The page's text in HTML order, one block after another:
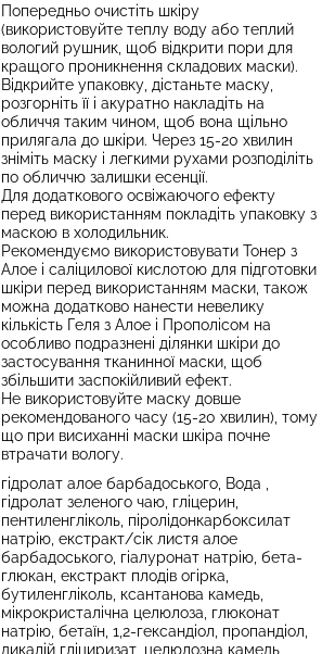
Попередньо очистіть шкіру
(використовуйте теплу воду або теплий
вологий рушник, щоб відкрити пори для
кращого проникнення складових маски).
Відкрийте упаковку, дістаньте маску,
розгорніть її і акуратно накладіть на
обличчя таким чином, щоб вона щільно
прилягала до шкіри. Через 15-20 хвилин
зніміть маску і легкими рухами розподіліть
по обличчю залишки есенції.
Для додаткового освіжаючого ефекту
перед використанням покладіть упаковку з
маскою в холодильник.
Рекомендуємо використовувати Тонер з
Алое і саліцилової кислотою для підготовки
шкіри перед використанням маски, також
можна додатково нанести невелику
кількість Геля з Алое і Прополісом на
особливо подразнені ділянки шкіри до
застосування тканинної маски, щоб
збільшити заспокійливий ефект.
Не використовуйте маску довше
рекомендованого часу (15-20 хвилин), тому
що при висиханні маски шкіра почне
втрачати вологу.
гідролат алое барбадоського, Вода ,
гідролат зеленого чаю, гліцерин,
пентиленгліколь, піролідонкарбоксилат
натрію, екстракт/сік листя алое
барбадоського, гіалуронат натрію, бета-
глюкан, екстракт плодів огірка,
бутиленгліколь, ксантанова камедь,
мікрокристалічна целюлоза, глюконат
натрію, бетаїн, 1,2-гександіол, пропандіол,
дикалій гліциризат, целюлозна камедь